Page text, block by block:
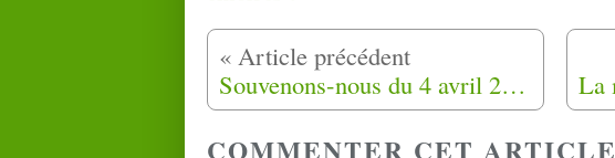
Souvenons-nous du 4 avril 2024, jour de la reconnaissance par l’Europe du drame des harkis.
COMMENTER CET ARTICLE